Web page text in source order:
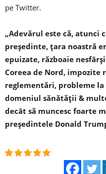
pe Twitter.
„Adevărul este că, atunci
preşedinte, ţara noastră
epuizate, războaie
Coreea de Nord,
reglementări, probleme
domeniul sănătăţii &
decât să muncesc foarte
preşedintele Donald